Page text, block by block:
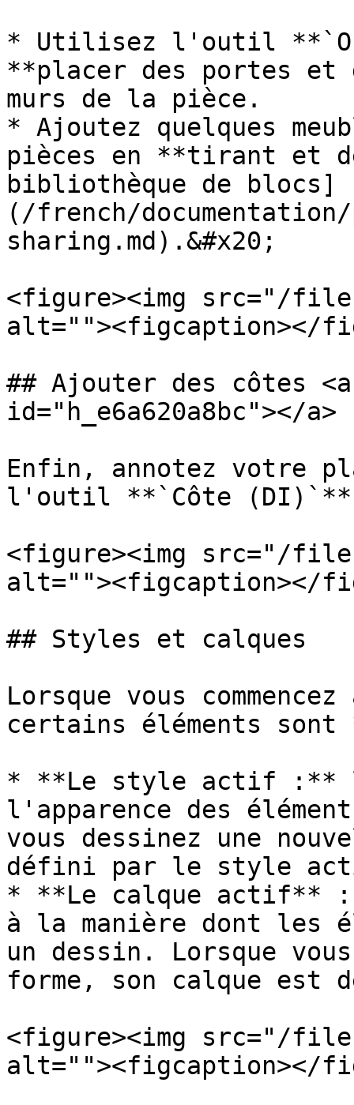
* Utilisez l'outil
**placer des portes et
murs de la pièce.
* Ajoutez quelques
pièces en **tirant et
bibliothèque de blocs]
(/french/
sharing.md).&#x20;
<figure><img src="/files/
alt=""><figcaption></
## Ajouter des côtes <a
id="h_e6a620a8bc"></a>
Enfin, annotez votre
l'outil **`Côte (DI)`**,
<figure><img src="/
alt=""><figcaption></
## Styles et calques
Lorsque vous
certains éléments
* **Le style actif :**
l'apparence des
vous dessinez une
défini par le style
* **Le calque actif** :
à la manière dont les
un dessin. Lorsque
forme, son calque
<figure><img src="/files/
alt=""><figcaption></